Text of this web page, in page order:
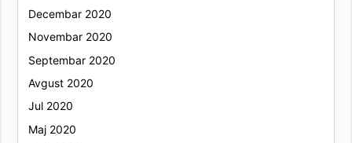
Decembar 2020
Novembar 2020
Septembar 2020
Avgust 2020
Jul 2020
Maj 2020